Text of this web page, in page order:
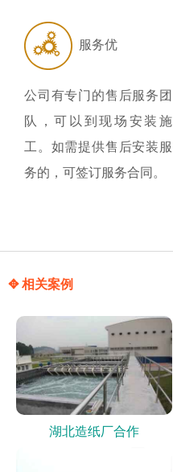
服务优
公司有专门的售后服务团
队，可以到现场安装施
工。如需提供售后安装服
务的，可签订服务合同。
✥ 相关案例
湖北造纸厂合作